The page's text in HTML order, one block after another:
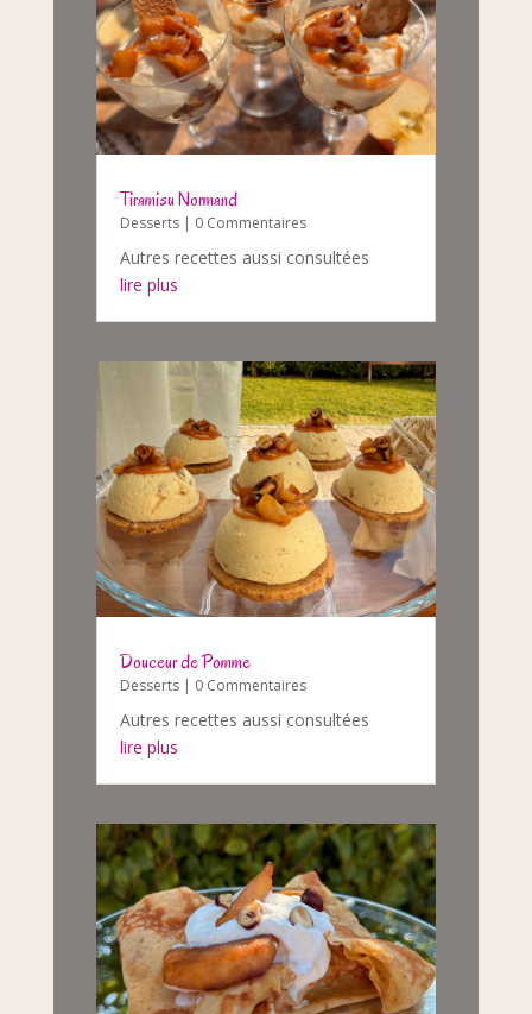
Tiramisu Normand
Desserts| 0 Commentaires
Autres recettes aussi consultées
lire plus
Douceur de Pomme
Desserts| 0 Commentaires
Autres recettes aussi consultées
lire plus